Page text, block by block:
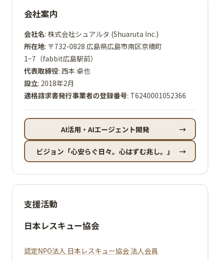
会社案内
会社名: 株式会社シュアルタ (Shuaruta Inc.)
所在地: 〒732-0828 広島県広島市南区京橋町
1−7（fabbit広島駅前）
代表取締役: 西本 卓也
設立: 2018年2月
適格請求書発行事業者の登録番号: T6240001052366
AI活用・AIエージェント開発 →
ビジョン「心安らぐ日々。心はずむ兆し。」 →
支援活動
日本レスキュー協会
認定NPO法人 日本レスキュー協会 法人会員